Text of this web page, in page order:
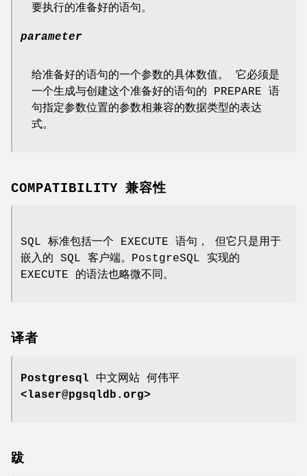
要执行的准备好的语句。
parameter
给准备好的语句的一个参数的具体数值。 它必须是
一个生成与创建这个准备好的语句的 PREPARE 语
句指定参数位置的参数相兼容的数据类型的表达
式。
COMPATIBILITY 兼容性
SQL 标准包括一个 EXECUTE 语句， 但它只是用于
嵌入的 SQL 客户端。PostgreSQL 实现的
EXECUTE 的语法也略微不同。
译者
Postgresql 中文网站 何伟平
<laser@pgsqldb.org>
跋